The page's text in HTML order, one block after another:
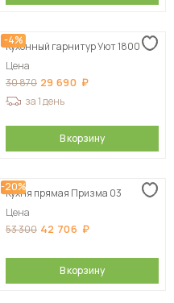
-4%
Кухонный гарнитур Уют 1800
Цена
30 870 29 690
за 1 день
В корзину
-20%
Кухня прямая Призма 03
Цена
53 300 42 706
В корзину